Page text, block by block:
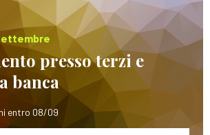
presso terzi e
banca
entro 08/09